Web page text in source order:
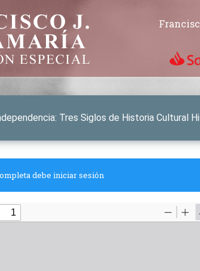
Tres Siglos de Historia Cultural
debe iniciar sesión